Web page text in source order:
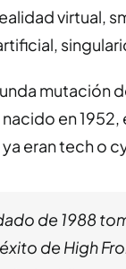
virtual,
mutación
en
eran tech o
de 1988
de High